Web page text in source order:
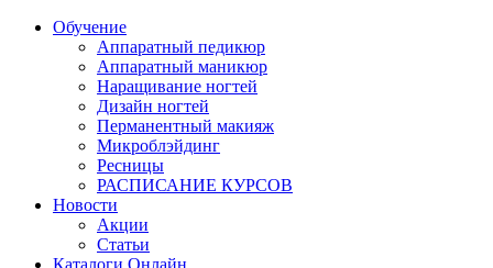
Обучение
Аппаратный педикюр
Аппаратный маникюр
Наращивание ногтей
Дизайн ногтей
Перманентный макияж
Микроблэйдинг
Ресницы
РАСПИСАНИЕ КУРСОВ
Новости
Акции
Статьи
Каталоги Онлайн